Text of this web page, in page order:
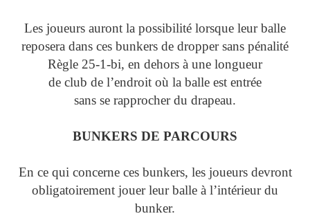
Les joueurs auront la possibilité lorsque leur balle
reposera dans ces bunkers de dropper sans pénalité
Règle 25-1-bi, en dehors à une longueur
de club de l’endroit où la balle est entrée
sans se rapprocher du drapeau.
BUNKERS DE PARCOURS
En ce qui concerne ces bunkers, les joueurs devront
obligatoirement jouer leur balle à l’intérieur du
bunker.